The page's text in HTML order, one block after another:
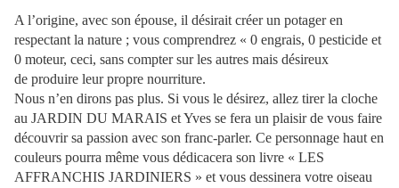
A l’origine, avec son épouse, il désirait créer un potager en
respectant la nature ; vous comprendrez « 0 engrais, 0 pesticide et
0 moteur, ceci, sans compter sur les autres mais désireux
de produire leur propre nourriture.
Nous n’en dirons pas plus. Si vous le désirez, allez tirer la cloche
au JARDIN DU MARAIS et Yves se fera un plaisir de vous faire
découvrir sa passion avec son franc-parler. Ce personnage haut en
couleurs pourra même vous dédicacera son livre « LES
AFFRANCHIS JARDINIERS » et vous dessinera votre oiseau